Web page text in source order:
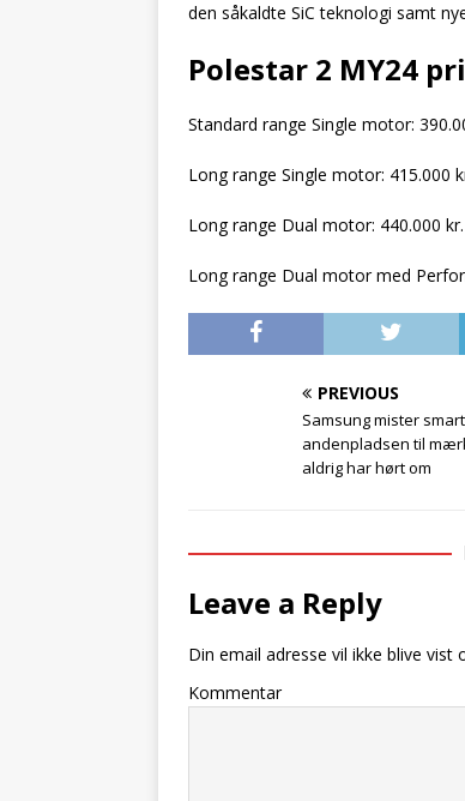
den såkaldte SiC teknologi samt
Polestar 2 MY24
Standard range Single motor:
Long range Single motor: 415.000
Long range Dual motor: 440.000 kr.
Long range Dual motor med
PREVIOUS
Samsung mister
andenpladsen til
aldrig har hørt om
Leave a Reply
Din email adresse vil ikke blive vist
Kommentar